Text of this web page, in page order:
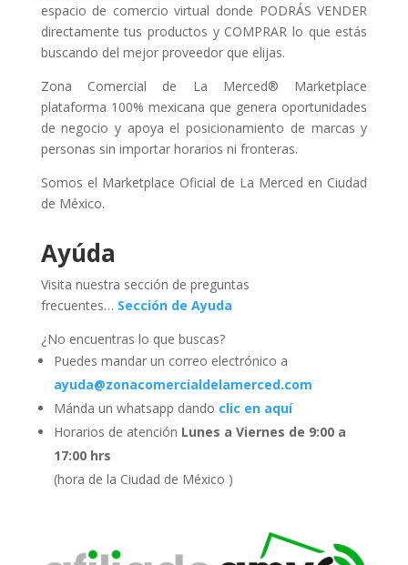
espacio de comercio virtual donde PODRÁS VENDER
directamente tus productos y COMPRAR lo que estás
buscando del mejor proveedor que elijas.
Zona Comercial de La Merced® Marketplace
plataforma 100% mexicana que genera oportunidades
de negocio y apoya el posicionamiento de marcas y
personas sin importar horarios ni fronteras.
Somos el Marketplace Oficial de La Merced en Ciudad
de México.
Ayúda
Visita nuestra sección de preguntas
frecuentes… Sección de Ayuda
¿No encuentras lo que buscas?
Puedes mandar un correo electrónico a
ayuda@zonacomercialdelamerced.com
Mánda un whatsapp dando clic en aquí
Horarios de atención Lunes a Viernes de 9:00 a
17:00 hrs
(hora de la Ciudad de México )